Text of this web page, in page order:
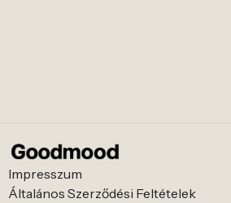
Impresszum
Általános Szerződési Feltételek